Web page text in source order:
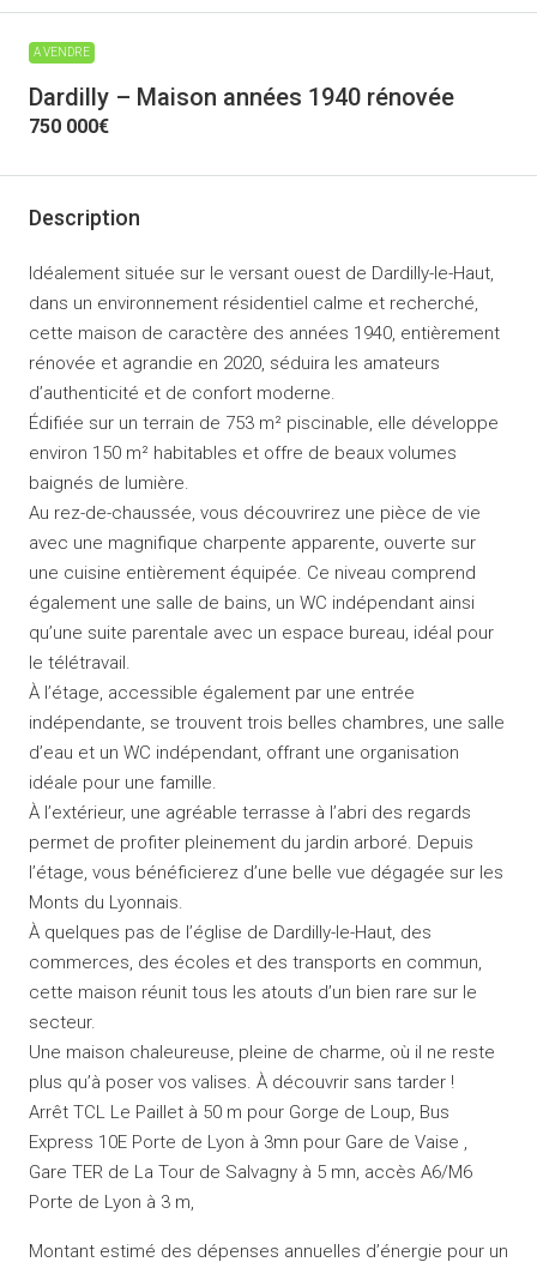
A VENDRE
Dardilly – Maison années 1940 rénovée
750 000€
Description
Idéalement située sur le versant ouest de Dardilly-le-Haut,
dans un environnement résidentiel calme et recherché,
cette maison de caractère des années 1940, entièrement
rénovée et agrandie en 2020, séduira les amateurs
d’authenticité et de confort moderne.
Édifiée sur un terrain de 753 m² piscinable, elle développe
environ 150 m² habitables et offre de beaux volumes
baignés de lumière.
Au rez-de-chaussée, vous découvrirez une pièce de vie
avec une magnifique charpente apparente, ouverte sur
une cuisine entièrement équipée. Ce niveau comprend
également une salle de bains, un WC indépendant ainsi
qu’une suite parentale avec un espace bureau, idéal pour
le télétravail.
À l’étage, accessible également par une entrée
indépendante, se trouvent trois belles chambres, une salle
d’eau et un WC indépendant, offrant une organisation
idéale pour une famille.
À l’extérieur, une agréable terrasse à l’abri des regards
permet de profiter pleinement du jardin arboré. Depuis
l’étage, vous bénéficierez d’une belle vue dégagée sur les
Monts du Lyonnais.
À quelques pas de l’église de Dardilly-le-Haut, des
commerces, des écoles et des transports en commun,
cette maison réunit tous les atouts d’un bien rare sur le
secteur.
Une maison chaleureuse, pleine de charme, où il ne reste
plus qu’à poser vos valises. À découvrir sans tarder !
Arrêt TCL Le Paillet à 50 m pour Gorge de Loup, Bus
Express 10E Porte de Lyon à 3mn pour Gare de Vaise ,
Gare TER de La Tour de Salvagny à 5 mn, accès A6/M6
Porte de Lyon à 3 m,
Montant estimé des dépenses annuelles d’énergie pour un